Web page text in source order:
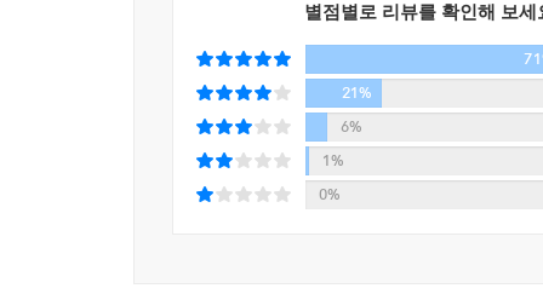
운명을 예측할 수 없는 도박 같은 재일교포의 삶
‘파친코’는 운명을 알 수 없는 도박이라는 점에
안겨줄 수는 있으나 야쿠자와의 연관성 때문에
점철된 타국에서 ‘파친코’는 재일교포들에게
단순한 도박 이야기가 아니라, 한국의 근현대사
우리를 망쳐놨지만 그래도 상관없다”라는 말로
것을 의미하는 것이리라. 역사가 우리를 망치
별점별로 리뷰를 확인해 보세
21%
6%
1%
0%